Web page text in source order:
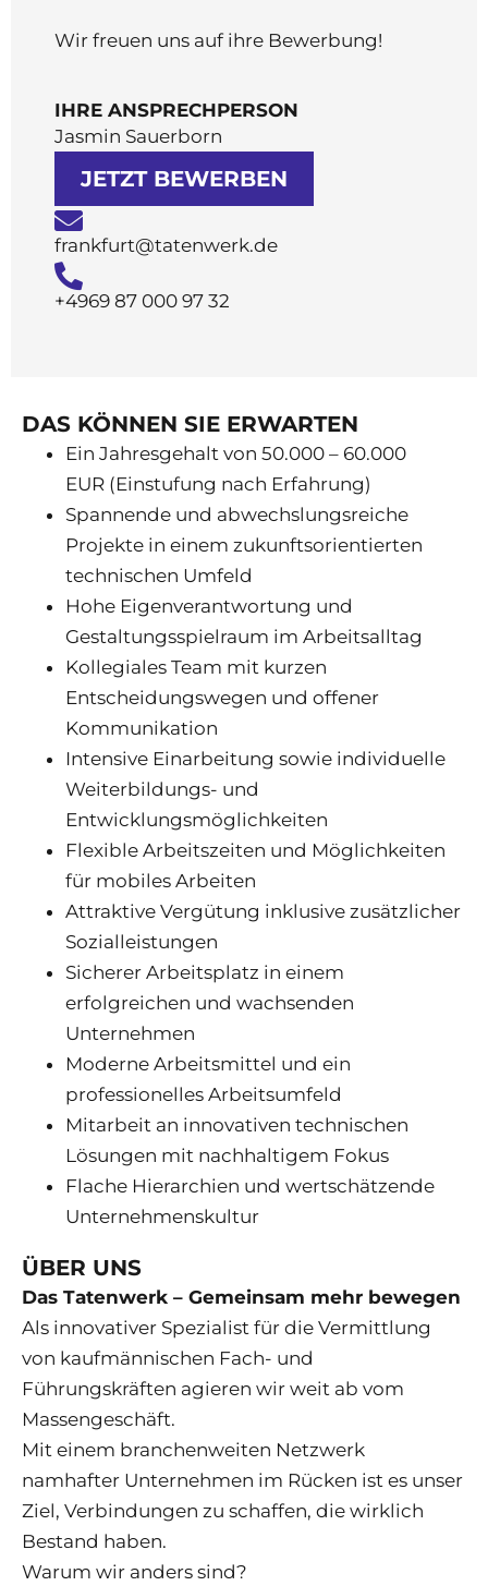
Wir freuen uns auf ihre Bewerbung!
IHRE ANSPRECHPERSON
Jasmin Sauerborn
frankfurt@tatenwerk.de
JETZT BEWERBEN
+4969 87 000 97 32
DAS KÖNNEN SIE ERWARTEN
Ein Jahresgehalt von 50.000 – 60.000
EUR (Einstufung nach Erfahrung)
Spannende und abwechslungsreiche
Projekte in einem zukunftsorientierten
technischen Umfeld
Hohe Eigenverantwortung und
Gestaltungsspielraum im Arbeitsalltag
Kollegiales Team mit kurzen
Entscheidungswegen und offener
Kommunikation
Intensive Einarbeitung sowie individuelle
Weiterbildungs- und
Entwicklungsmöglichkeiten
Flexible Arbeitszeiten und Möglichkeiten
für mobiles Arbeiten
Attraktive Vergütung inklusive zusätzlicher
Sozialleistungen
Sicherer Arbeitsplatz in einem
erfolgreichen und wachsenden
Unternehmen
Moderne Arbeitsmittel und ein
professionelles Arbeitsumfeld
Mitarbeit an innovativen technischen
Lösungen mit nachhaltigem Fokus
Flache Hierarchien und wertschätzende
Unternehmenskultur
ÜBER UNS
Das Tatenwerk – Gemeinsam mehr bewegen
Als innovativer Spezialist für die Vermittlung
von kaufmännischen Fach- und
Führungskräften agieren wir weit ab vom
Massengeschäft.
Mit einem branchenweiten Netzwerk
namhafter Unternehmen im Rücken ist es unser
Ziel, Verbindungen zu schaffen, die wirklich
Bestand haben.
Warum wir anders sind?